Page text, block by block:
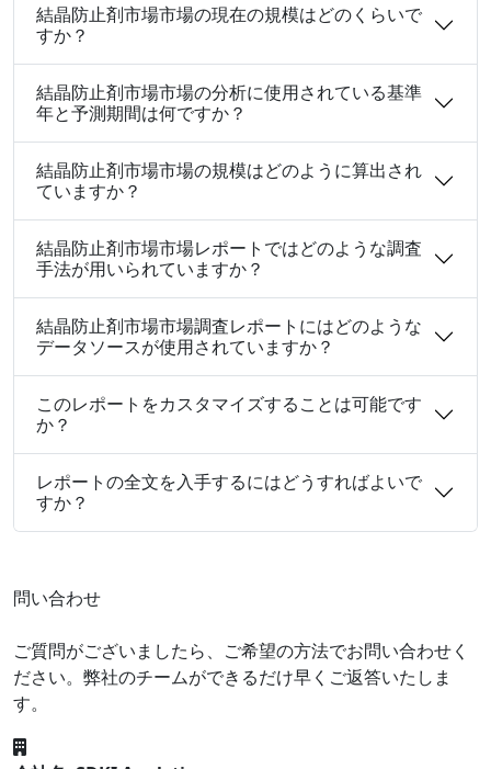
結晶防止剤市場市場の現在の規模はどのくらいで
すか？
結晶防止剤市場市場の分析に使用されている基準
年と予測期間は何ですか？
結晶防止剤市場市場の規模はどのように算出され
ていますか？
結晶防止剤市場市場レポートではどのような調査
手法が用いられていますか？
結晶防止剤市場市場調査レポートにはどのような
データソースが使用されていますか？
このレポートをカスタマイズすることは可能です
か？
レポートの全文を入手するにはどうすればよいで
すか？
問い合わせ
ご質問がございましたら、ご希望の方法でお問い合わせく
ださい。弊社のチームができるだけ早くご返答いたしま
す。